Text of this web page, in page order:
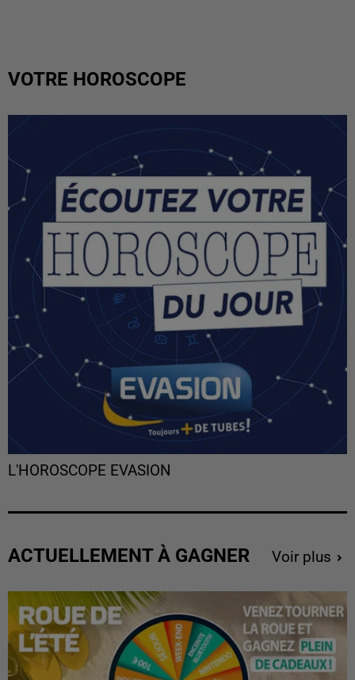
VOTRE HOROSCOPE
L'HOROSCOPE EVASION
ACTUELLEMENT À GAGNER Voir plus